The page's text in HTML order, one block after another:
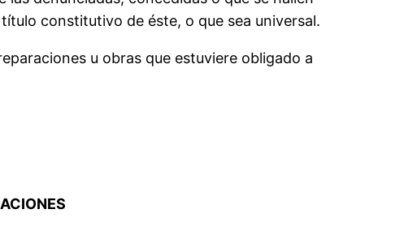
constitutivo de éste, o que sea universal.
u obras que estuviere obligado a